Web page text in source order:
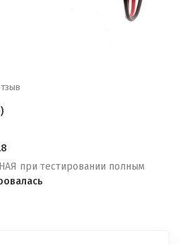
при тестировании полным